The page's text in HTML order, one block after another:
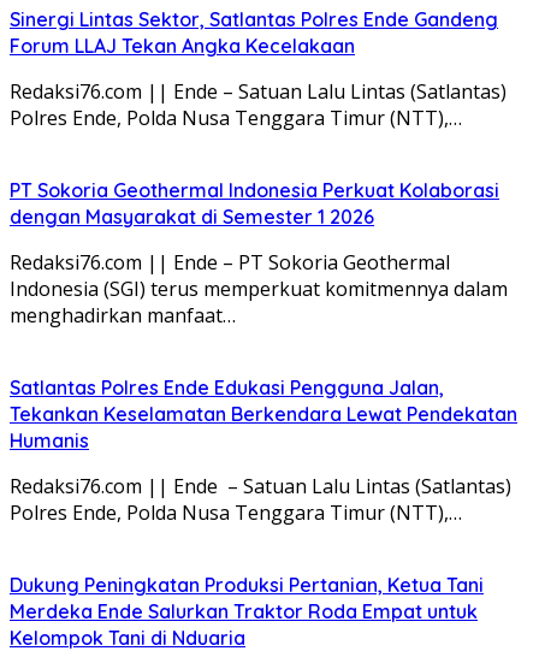
Sinergi Lintas Sektor, Satlantas Polres Ende Gandeng
Forum LLAJ Tekan Angka Kecelakaan
Redaksi76.com || Ende – Satuan Lalu Lintas (Satlantas)
Polres Ende, Polda Nusa Tenggara Timur (NTT),…
PT Sokoria Geothermal Indonesia Perkuat Kolaborasi
dengan Masyarakat di Semester 1 2026
Redaksi76.com || Ende – PT Sokoria Geothermal
Indonesia (SGI) terus memperkuat komitmennya dalam
menghadirkan manfaat…
Satlantas Polres Ende Edukasi Pengguna Jalan,
Tekankan Keselamatan Berkendara Lewat Pendekatan
Humanis
Redaksi76.com || Ende – Satuan Lalu Lintas (Satlantas)
Polres Ende, Polda Nusa Tenggara Timur (NTT),…
Dukung Peningkatan Produksi Pertanian, Ketua Tani
Merdeka Ende Salurkan Traktor Roda Empat untuk
Kelompok Tani di Nduaria